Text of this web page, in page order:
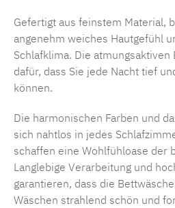
Gefertigt aus feinstem Material,
angenehm weiches Hautgefühl
Schlafklima. Die atmungsaktiven
dafür, dass Sie jede Nacht tief
können.
Die harmonischen Farben und
sich nahtlos in jedes
schaffen eine Wohlfühloase der
Langlebige Verarbeitung und
garantieren, dass die
Wäschen strahlend schön und